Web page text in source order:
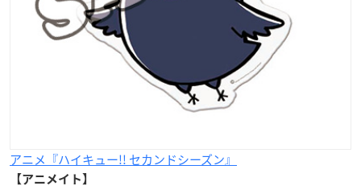
アニメ『ハイキュー!! セカンドシーズン』
【アニメイト】